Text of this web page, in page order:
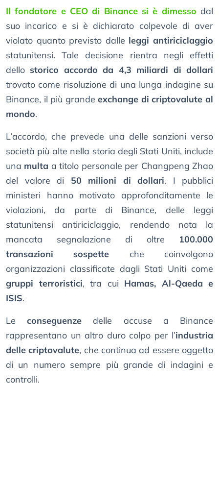
Il fondatore e CEO di Binance si è dimesso dal
suo incarico e si è dichiarato colpevole di aver
violato quanto previsto dalle leggi antiriciclaggio
statunitensi. Tale decisione rientra negli effetti
dello storico accordo da 4,3 miliardi di dollari
trovato come risoluzione di una lunga indagine su
Binance, il più grandeexchange di criptovalute al
mondo.
L’accordo, che prevede una delle sanzioni verso
società più alte nella storia degli Stati Uniti, include
una multa a titolo personale per Changpeng Zhao
del valore di 50 milioni di dollari. I pubblici
ministeri hanno motivato approfonditamente le
violazioni, da parte di Binance, delle leggi
statunitensi antiriciclaggio, rendendo nota la
mancata segnalazione di oltre 100.000
transazioni sospette che coinvolgono
organizzazioni classificate dagli Stati Uniti come
gruppi terroristici, tra cui Hamas, Al-Qaeda e
ISIS.
Leconseguenze delle accuse a Binance
rappresentano un altro duro colpo per l’industria
delle criptovalute, che continua ad essere oggetto
di un numero sempre più grande di indagini e
controlli.